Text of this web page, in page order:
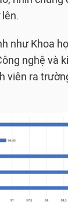
như Khoa
nghệ và
viên ra